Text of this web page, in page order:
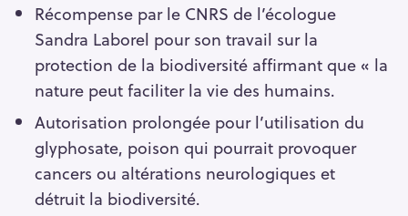
Récompense par le CNRS de l’écologue
Sandra Laborel pour son travail sur la
protection de la biodiversité affirmant que « la
nature peut faciliter la vie des humains.
Autorisation prolongée pour l’utilisation du
glyphosate, poison qui pourrait provoquer
cancers ou altérations neurologiques et
détruit la biodiversité.